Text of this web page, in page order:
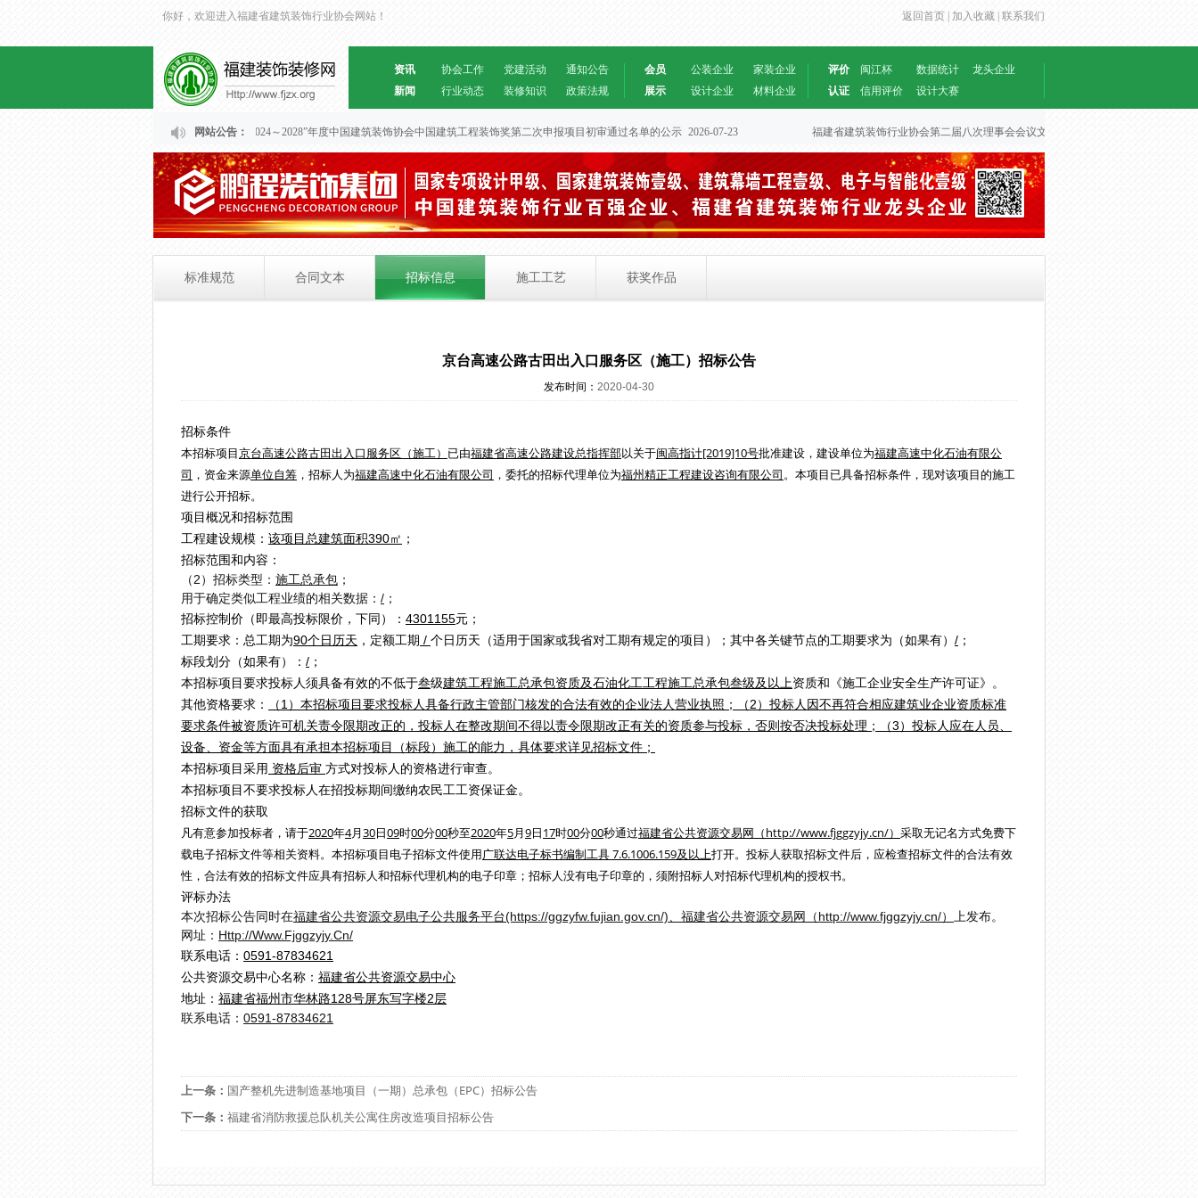
你好，欢迎进入福建省建筑装饰行业协会网站！ 返回首页 | 加入收藏 | 联系我们
资讯
新闻
协会工作 党建活动
通知公告
行业动态
装修知识 政策法规
会员
展示
公装企业
家装企业
设计企业
材料企业
评价
认证
闽江杯 数据统计
龙头企业
信用评价
设计大赛
网站公告：
关于福建省“2024～2028”年度中国建筑装饰协会中国建筑工程装饰奖第二次申报项目初审通过名单的公示 2026-07-23 福建省建筑装饰行业协会第二届八次理事会会议文件
标准规范 合同文本 招标信息 施工工艺 获奖作品
京台高速公路古田出入口服务区（施工）招标公告
发布时间： 2020-04-30
招标条件
本招标项目京台高速公路古田出入口服务区（施工） 已由福建省高速公路建设总指挥部以关于闽高指计[2019]10号批准建设，建设单位为福建高速中化石油有限公
司 ，资金来源单位自筹 ，招标人为福建高速中化石油有限公司 ，委托的招标代理单位为福州精正工程建设咨询有限公司。本项目已具备招标条件，现对该项目的施工
进行公开招标。
项目概况和招标范围
工程建设规模： 该项目总建筑面积390㎡ ；
招标范围和内容：
（2）招标类型： 施工总承包 ；
用于确定类似工程业绩的相关数据： / ；
招标控制价（即最高投标限价，下同）： 4301155元；
工期要求：总工期为90个日历天 ，定额工期 / 个日历天（适用于国家或我省对工期有规定的项目）；其中各关键节点的工期要求为（如果有） / ；
标段划分（如果有）： / ；
本招标项目要求投标人须具备有效的不低于叁级建筑工程施工总承包资质及石油化工工程施工总承包叁级及以上资质和《施工企业安全生产许可证》。
其他资格要求：
（1）本招标项目要求投标人具备行政主管部门核发的合法有效的企业法人营业执照；（2） 投标人因不再符合相应建筑业企业资质标准
要求条件被资质许可机关责令限期改正的，投标人在整改期间不得以责令限期改正有关的资质参与投标，否则按否决投标处理；
（3）投标人应在人员、
设备、资金等方面具有承担本招标项目（标段）施工的能力，具体要求详见招标文件；
本招标项目采用 资格后审 方式对投标人的资格进行审查。
本招标项目不要求投标人在招投标期间缴纳农民工工资保证金。
招标文件的获取
凡有意参加投标者，请于2020年4月30日09时00分00秒至2020年5月9日17时00分00秒通过福建省公共资源交易网（http://www.fjggzyjy.cn/） 采取无记名方式免费下
载电子招标文件等相关资料。本招标项目电子招标文件使用广联达电子标书编制工具 7.6.1006.159及以上打开。投标人获取招标文件后，应检查招标文件的合法有效
性，合法有效的招标文件应具有招标人和招标代理机构的电子印章 ；招标人没有电子印章的， 须附招标人对招标代理机构的授权书。
评标办法
本次招标公告同时在福建省公共资源交易电子公共服务平台(https://ggzyfw.fujian.gov.cn/)、福建省公共资源交易网（http://www.fjggzyjy.cn/）
上发布。
网址： Http://www.fjggzyjy.cn/
联系电话： 0591-87834621
公共资源交易中心名称： 福建省公共资源交易中心
地址： 福建省福州市华林路128号屏东写字楼2层
联系电话： 0591-87834621
上一条： 国产整机先进制造基地项目（一期）总承包（EPC）招标公告
下一条： 福建省消防救援总队机关公寓住房改造项目招标公告